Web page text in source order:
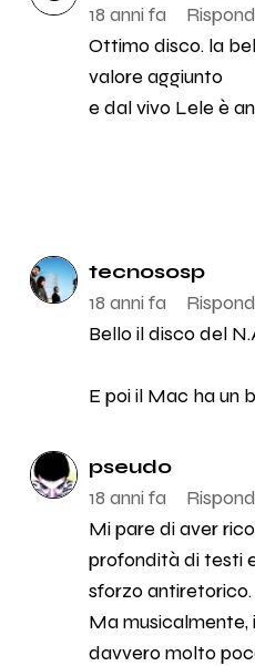
18 anni fa
Ottimo disco. la
valore aggiunto
e dal vivo Lele è
tecnososp
18 anni fa
Bello il disco del
E poi il Mac ha un
pseudo
18 anni fa
Mi pare di aver
profondità di testi
sforzo antiretorico.
Ma
davvero molto